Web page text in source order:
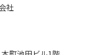
社